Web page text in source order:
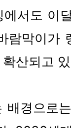
서도 이
람막이가
산되고
배경으로